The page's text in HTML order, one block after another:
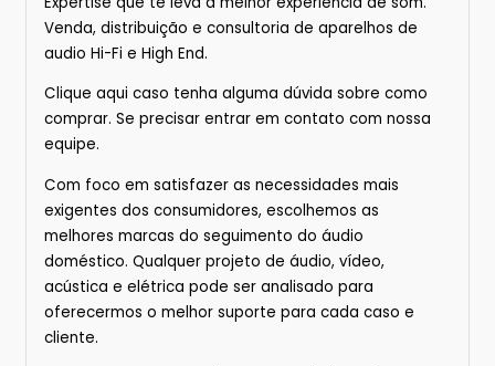
Venda, distribuição e consultoria de aparelhos de
audio Hi-Fi e High End.
Clique aqui caso tenha alguma dúvida sobre como
comprar. Se precisar entrar em contato com nossa
equipe.
Com foco em satisfazer as necessidades mais
exigentes dos consumidores, escolhemos as
melhores marcas do seguimento do áudio
doméstico. Qualquer projeto de áudio, vídeo,
acústica e elétrica pode ser analisado para
oferecermos o melhor suporte para cada caso e
cliente.